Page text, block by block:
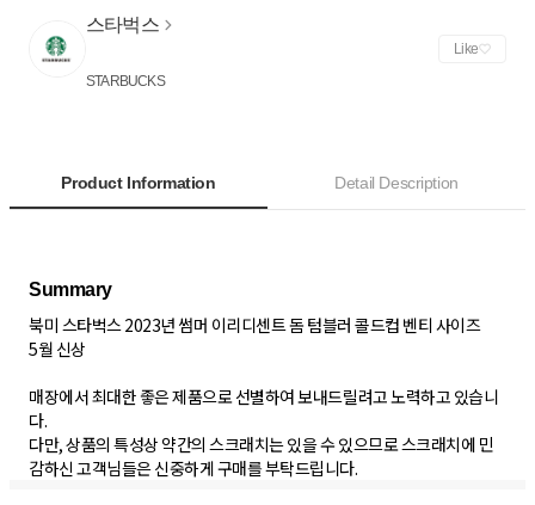
스타벅스
STARBUCKS
Like
Product Information Detail Description
Summary
북미 스타벅스 2023년 썸머 이리디센트 돔 텀블러 콜드컵 벤티 사이즈
5월 신상
매장에서 최대한 좋은 제품으로 선별하여 보내드릴려고 노력하고 있습니
다.
다만, 상품의 특성상 약간의 스크래치는 있을 수 있으므로 스크래치에 민
감하신 고객님들은 신중하게 구매를 부탁드립니다.